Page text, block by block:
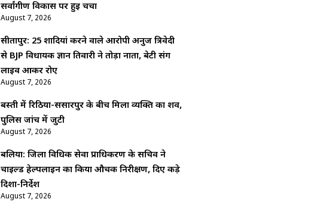
सर्वांगीण विकास पर हुई चर्चा
August 7, 2026
सीतापुर: 25 शादियां करने वाले आरोपी अनुज त्रिवेदी
से BJP विधायक ज्ञान तिवारी ने तोड़ा नाता, बेटी संग
लाइव आकर रोए
August 7, 2026
बस्ती में रिठिया-ससारपुर के बीच मिला व्यक्ति का शव,
पुलिस जांच में जुटी
August 7, 2026
बलिया: जिला विधिक सेवा प्राधिकरण के सचिव ने
चाइल्ड हेल्पलाइन का किया औचक निरीक्षण, दिए कड़े
दिशा-निर्देश
August 7, 2026